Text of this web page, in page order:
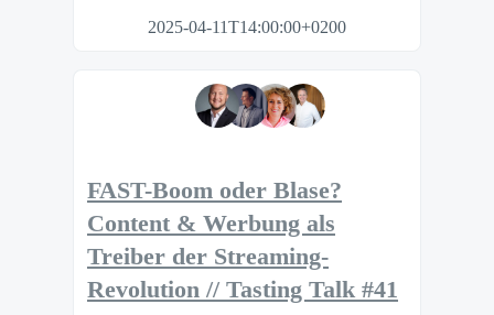
2025-04-11T14:00:00+0200
FAST-Boom oder Blase?
Content & Werbung als
Treiber der Streaming-
Revolution // Tasting Talk #41